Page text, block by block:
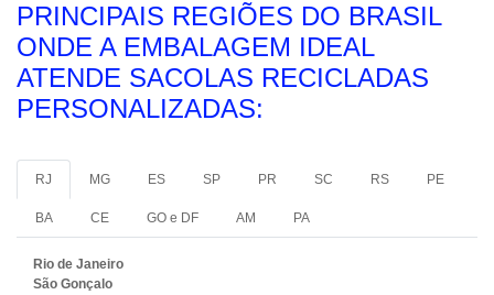
PRINCIPAIS REGIÕES DO BRASIL
ONDE A EMBALAGEM IDEAL
ATENDE SACOLAS RECICLADAS
PERSONALIZADAS:
RJ MG ES SP PR SC RS PE
BA CE GO e DF AM PA
Rio de Janeiro
São Gonçalo